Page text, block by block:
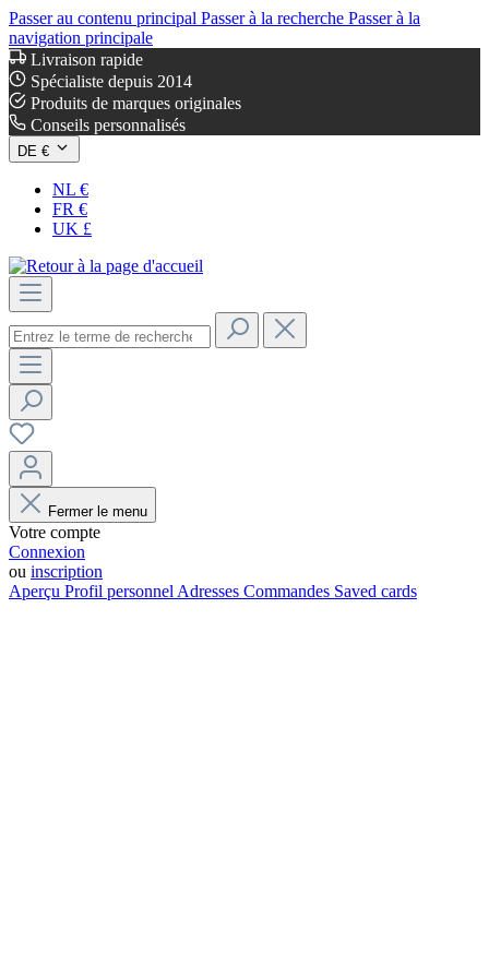
Passer au contenu principal Passer à la recherche Passer à la
navigation principale
Livraison rapide
Spécialiste depuis 2014
Produits de marques originales
Conseils personnalisés
DE €
NL €
FR €
UK £
Fermer le menu
Votre compte
Connexion
ou inscription
Aperçu Profil personnel Adresses Commandes Saved cards